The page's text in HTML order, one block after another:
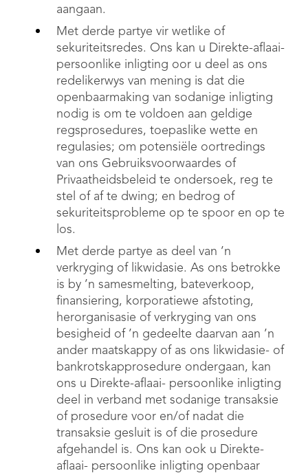
aangaan.
Met derde partye vir wetlike of
sekuriteitsredes. Ons kan u Direkte-aflaai-
persoonlike inligting oor u deel as ons
redelikerwys van mening is dat die
openbaarmaking van sodanige inligting
nodig is om te voldoen aan geldige
regsprosedures, toepaslike wette en
regulasies; om potensiële oortredings
van ons Gebruiksvoorwaardes of
Privaatheidsbeleid te ondersoek, reg te
stel of af te dwing; en bedrog of
sekuriteitsprobleme op te spoor en op te
los.
Met derde partye as deel van ’n
verkryging of likwidasie. As ons betrokke
is by ’n samesmelting, bateverkoop,
finansiering, korporatiewe afstoting,
herorganisasie of verkryging van ons
besigheid of ’n gedeelte daarvan aan ’n
ander maatskappy of as ons likwidasie- of
bankrotskapprosedure ondergaan, kan
ons u Direkte-aflaai- persoonlike inligting
deel in verband met sodanige transaksie
of prosedure voor en/of nadat die
transaksie gesluit is of die prosedure
afgehandel is. Ons kan ook u Direkte-
aflaai- persoonlike inligting openbaar